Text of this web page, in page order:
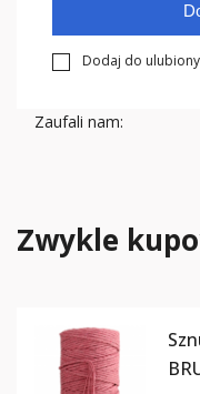
Dodaj do
Zaufali nam:
Zwykle